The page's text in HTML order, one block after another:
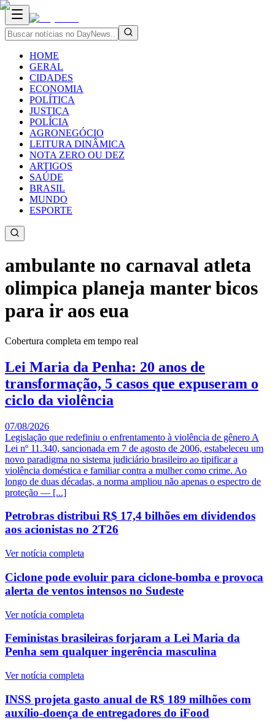
HOME
GERAL
CIDADES
ECONOMIA
POLÍTICA
JUSTIÇA
POLÍCIA
AGRONEGÓCIO
LEITURA DINÂMICA
NOTA ZERO OU DEZ
ARTIGOS
SAÚDE
BRASIL
MUNDO
ESPORTE
ambulante no carnaval atleta
olimpica planeja manter bicos
para ir aos eua
Cobertura completa em tempo real
Lei Maria da Penha: 20 anos de
transformação, 5 casos que expuseram o
ciclo da violência
07/08/2026
Legislação que redefiniu o enfrentamento à violência de gênero A
Lei nº 11.340, sancionada em 7 de agosto de 2006, estabeleceu um
novo paradigma no sistema judiciário brasileiro ao tipificar a
violência doméstica e familiar contra a mulher como crime. Ao
longo de duas décadas, a norma ampliou não apenas o espectro de
proteção — [...]
Petrobras distribui R$ 17,4 bilhões em dividendos
aos acionistas no 2T26
Ver notícia completa
Ciclone pode evoluir para ciclone-bomba e provoca
alerta de ventos intensos no Sudeste
Ver notícia completa
Feministas brasileiras forjaram a Lei Maria da
Penha sem qualquer ingerência masculina
Ver notícia completa
INSS projeta gasto anual de R$ 189 milhões com
auxílio-doença de entregadores do iFood